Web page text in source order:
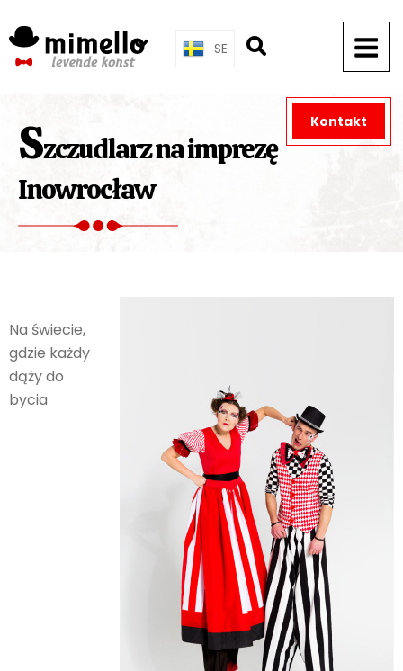
to
content
SE
Szczudlarz na imprezę
Inowrocław
Na świecie,
gdzie każdy
dąży do
bycia
Kontakt